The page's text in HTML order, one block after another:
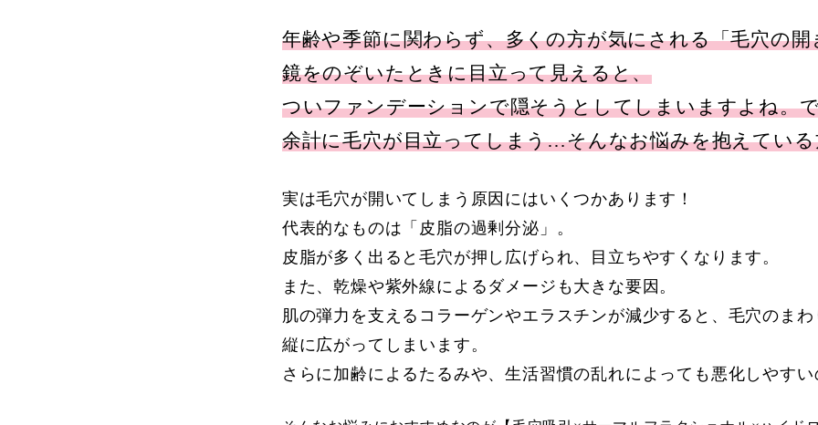
年齢や季節に関わらず、多くの方が気にされる「毛穴の開
鏡をのぞいたときに目立って見えると、
ついファンデーションで隠そうとしてしまいますよね。
余計に毛穴が目立ってしまう…そんなお悩みを抱えてい
実は毛穴が開いてしまう原因にはいくつかあります！
代表的なものは「皮脂の過剰分泌」。
皮脂が多く出ると毛穴が押し広げられ、目立ちやすくなります。
また、乾燥や紫外線によるダメージも大きな要因。
肌の弾力を支えるコラーゲンやエラスチンが減少すると、毛穴のまわ
縦に広がってしまいます。
さらに加齢によるたるみや、生活習慣の乱れによっても悪化しやすい